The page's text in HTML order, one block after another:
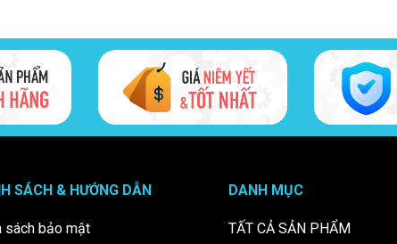
SÁCH & HƯỚNG DẪN
sách bảo mật
DANH MỤC
TẤT CẢ SẢN PHẨM